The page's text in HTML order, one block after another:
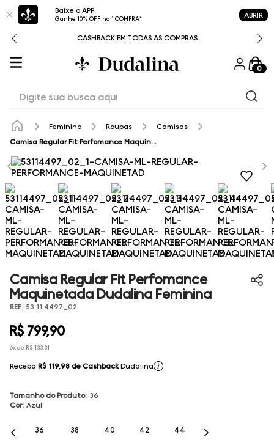
Baixe o APP
Ganhe 10% OFF na 1 COMPRA* ABRIR
CASHBACK EM TODAS AS COMPRAS
0
Feminino Roupas
Camisas
Camisa Regular Fit Perfomance Maquinetada Dudalina Feminina
Camisa Regular Fit Perfomance
Maquinetada Dudalina Feminina
REF: 53.11.4497_02
R$ 799,90
6x de R$ 133,31
Receba R$ 119,98 de Cashback Dudalina
Tamanho do Produto: 36
Cor: Azul
36 38 40 42 44